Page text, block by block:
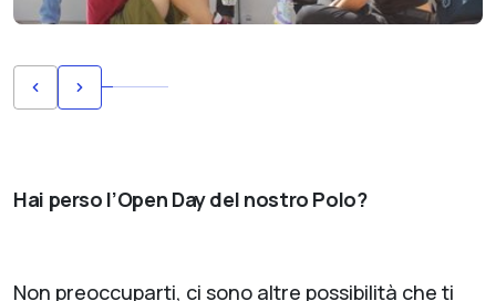
Hai perso l’Open Day del nostro Polo?
Non preoccuparti, ci sono altre possibilità che ti